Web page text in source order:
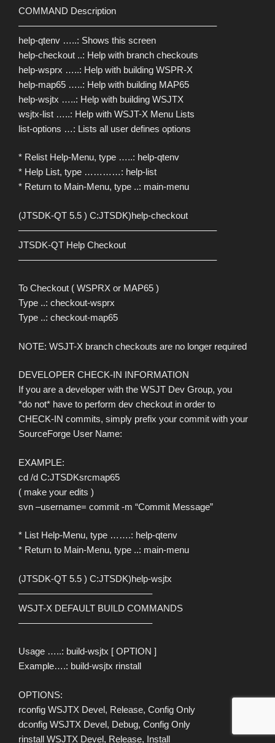
COMMAND Description
—————————————————————–
help-qtenv …..: Shows this screen
help-checkout ..: Help with branch checkouts
help-wsprx …..: Help with building WSPR-X
help-map65 …..: Help with building MAP65
help-wsjtx …..: Help with building WSJTX
wsjtx-list …..: Help with WSJT-X Menu Lists
list-options …: Lists all user defines options
* Relist Help-Menu, type …..: help-qtenv
* Help List, type …………: help-list
* Return to Main-Menu, type ..: main-menu
(JTSDK-QT 5.5 ) C:JTSDK)help-checkout
—————————————————————–
JTSDK-QT Help Checkout
—————————————————————–
To Checkout ( WSPRX or MAP65 )
Type ..: checkout-wsprx
Type ..: checkout-map65
NOTE: WSJT-X branch checkouts are no longer required
DEVELOPER CHECK-IN INFORMATION
If you are a developer with the WSJT Dev Group, you
*do not* have to perform dev checkout in order to
CHECK-IN commits, simply prefix your commit with your
SourceForge User Name:
EXAMPLE:
cd /d C:JTSDKsrcmap65
( make your edits )
svn –username= commit -m “Commit Message”
* List Help-Menu, type …….: help-qtenv
* Return to Main-Menu, type ..: main-menu
(JTSDK-QT 5.5 ) C:JTSDK)help-wsjtx
——————————————–
WSJT-X DEFAULT BUILD COMMANDS
——————————————–
Usage …..: build-wsjtx [ OPTION ]
Example….: build-wsjtx rinstall
OPTIONS:
rconfig WSJTX Devel, Release, Config Only
dconfig WSJTX Devel, Debug, Config Only
rinstall WSJTX Devel, Release, Install